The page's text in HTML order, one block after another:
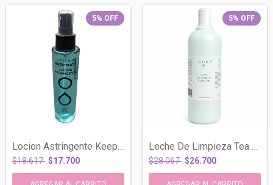
5% OFF
Locion Astringente Keep Matt Zinc Urea M...
$18.617 $17.700
5% OFF
Leche De Limpieza Tea Tree Oil Piel Gras...
$28.067 $26.700